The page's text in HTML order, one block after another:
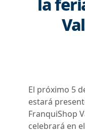
El próximo 5
estará
FranquiShop
celebrará en